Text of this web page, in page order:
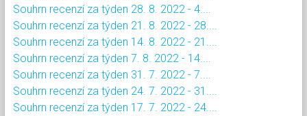
Souhrn recenzí za týden 28. 8. 2022 - 4....
Souhrn recenzí za týden 21. 8. 2022 - 28....
Souhrn recenzí za týden 14. 8. 2022 - 21....
Souhrn recenzí za týden 7. 8. 2022 - 14....
Souhrn recenzí za týden 31. 7. 2022 - 7....
Souhrn recenzí za týden 24. 7. 2022 - 31....
Souhrn recenzí za týden 17. 7. 2022 - 24....